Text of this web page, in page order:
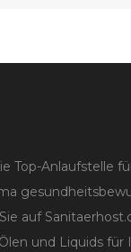
Top-Anlaufstelle
auf
und Liquids für